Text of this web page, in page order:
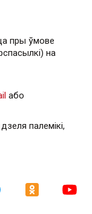
пры ўмове
на
або
палемікі,